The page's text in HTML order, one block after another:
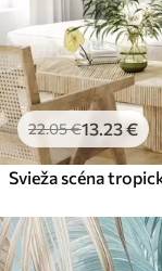
22.05€13 .23€